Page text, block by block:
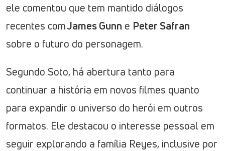
ele comentou que tem mantido diálogos
recentes comJames Gunn e Peter Safran
sobre o futuro do personagem.
Segundo Soto, há abertura tanto para
continuar a história em novos filmes quanto
para expandir o universo do herói em outros
formatos. Ele destacou o interesse pessoal em
seguir explorando a família Reyes, inclusive por